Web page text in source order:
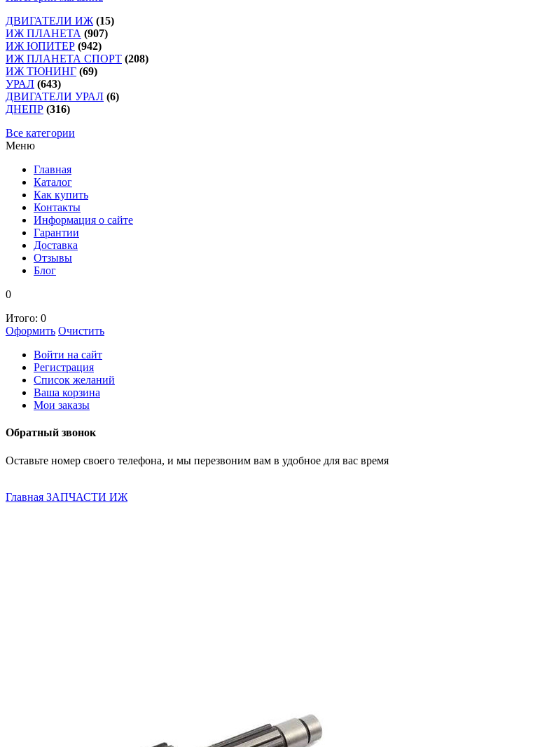
ДВИГАТЕЛИ ИЖ (15)
ИЖ ПЛАНЕТА (907)
ИЖ ЮПИТЕР (942)
ИЖ ПЛАНЕТА СПОРТ (208)
ИЖ ТЮНИНГ (69)
УРАЛ (643)
ДВИГАТЕЛИ УРАЛ (6)
ДНЕПР (316)
Все категории
Меню
Главная
Каталог
Как купить
Контакты
Информация о сайте
Гарантии
Доставка
Отзывы
Блог
0
Итого: 0
Оформить Очистить
Войти на сайт
Регистрация
Список желаний
Ваша корзина
Мои заказы
Обратный звонок
Оставьте номер своего телефона, и мы перезвоним вам в удобное для вас время
Главная ЗАПЧАСТИ ИЖ